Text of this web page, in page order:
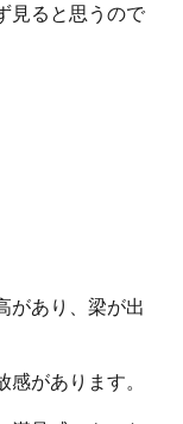
見ると思うので
があり、梁が出
があります。